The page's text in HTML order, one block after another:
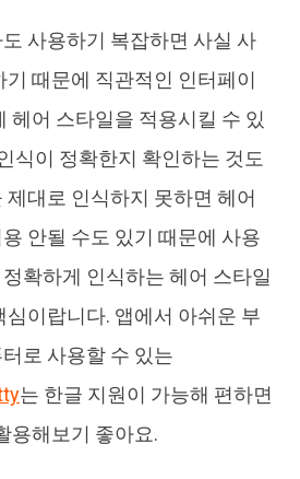
사용하기 복잡하면 사실 사
기 때문에 직관적인 인터페이
헤어 스타일을 적용시킬 수 있
식이 정확한지 확인하는 것도
제대로 인식하지 못하면 헤어
안될 수도 있기 때문에 사용
확하게 인식하는 헤어 스타일
심이랍니다. 앱에서 아쉬운 부
로 사용할 수 있는
는 한글 지원이 가능해 편하면
용해보기 좋아요.